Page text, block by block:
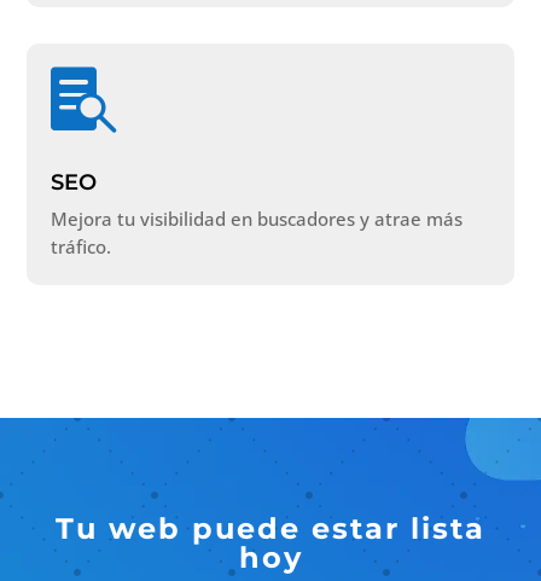

SEO
Mejora tu visibilidad en buscadores y atrae más
tráfico.
Tu web puede estar lista
hoy